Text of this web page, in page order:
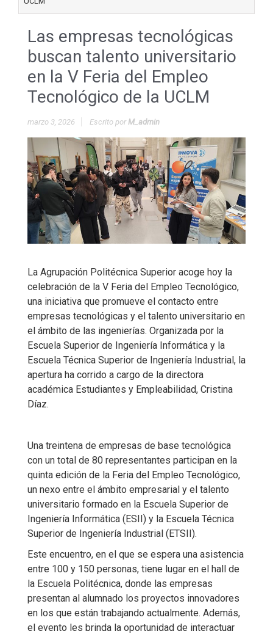
Las empresas tecnológicas
buscan talento universitario
en la V Feria del Empleo
Tecnológico de la UCLM
marzo 3, 2026 Escrito porM_admin
La Agrupación Politécnica Superior acoge hoy la
celebración de la V Feria del Empleo Tecnológico,
una iniciativa que promueve el contacto entre
empresas tecnológicas y el talento universitario en
el ámbito de las ingenierías. Organizada por la
Escuela Superior de Ingeniería Informática y la
Escuela Técnica Superior de Ingeniería Industrial, la
apertura ha corrido a cargo de la directora
académica Estudiantes y Empleabilidad, Cristina
Díaz.
Una treintena de empresas de base tecnológica
con un total de 80 representantes participan en la
quinta edición de la Feria del Empleo Tecnológico,
un nexo entre el ámbito empresarial y el talento
universitario formado en la Escuela Superior de
Ingeniería Informática (ESII) y la Escuela Técnica
Superior de Ingeniería Industrial (ETSII).
Este encuentro, en el que se espera una asistencia
entre 100 y 150 personas, tiene lugar en el hall de
la Escuela Politécnica, donde las empresas
presentan al alumnado los proyectos innovadores
en los que están trabajando actualmente. Además,
el evento les brinda la oportunidad de interactuar